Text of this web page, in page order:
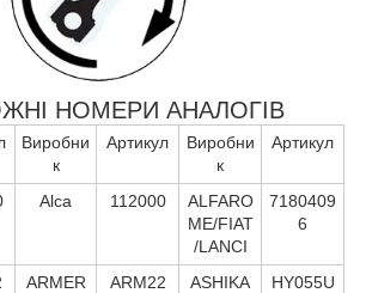
НОМЕРИ АНАЛОГІВ
Виробни
к
Артикул
Виробни
к
Артикул
Alca 112000
ALFARO
ME/FIAT
/LANCI
7180409
6
ARMER ARM22 ASHIKA
HY055U